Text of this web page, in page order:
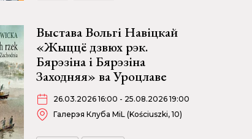
Выстава Вольгі Навіцкай
«Жыццё дзвюх рэк.
Бярэзіна і Бярэзіна
Заходняя» ва Уроцлаве
26.03.2026 16:00 - 25.08.2026 19:00
Галерэя Клуба MiL (Kościuszki, 10)